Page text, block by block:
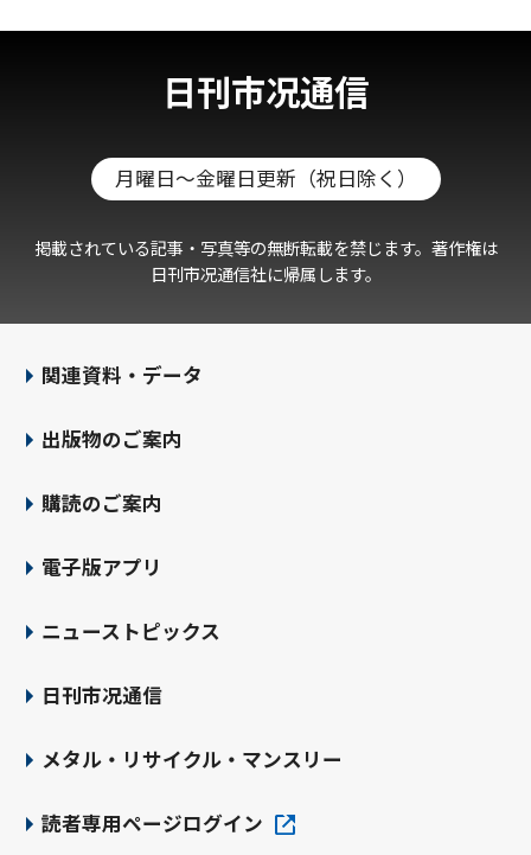
日刊市况通信
月曜日～金曜日更新（祝日除く）
掲載されている記事・写真等の無断転載を禁じます。著作権は
日刊市况通信社に帰属します。
関連資料・データ
出版物のご案内
購読のご案内
電子版アプリ
ニューストピックス
日刊市况通信
メタル・リサイクル・マンスリー
読者専用ページログイン